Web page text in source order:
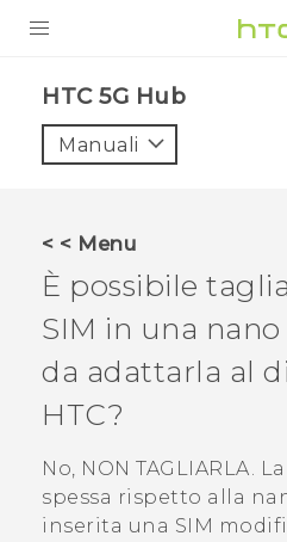
VIVE
ACCESSORI
VIVERSE
ASSISTENZA
Accessori e dispositivi HTC
Accesso
HTC 5G Hub‎
Manuali
< < Menu
È possibile
SIM in una nano
da adattarla al
HTC?
No, NON TAGLIARLA.
spessa rispetto alla
inserita una SIM